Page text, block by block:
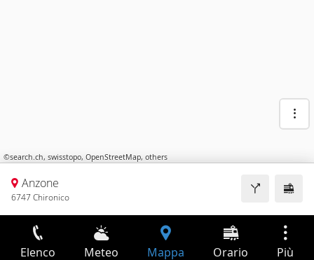
©search.ch, swisstopo, OpenStreetMap, others
Anzone
6747 Chironico
Elenco Meteo Mappa Orario Più